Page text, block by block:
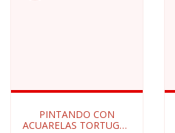
PINTANDO CON
ACUARELAS TORTUGAS